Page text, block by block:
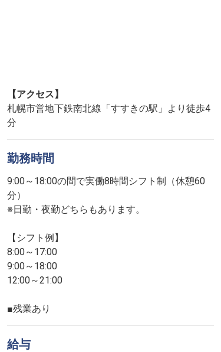
【アクセス】
札幌市営地下鉄南北線「すすきの駅」より徒歩4
分
勤務時間
9:00～18:00の間で実働8時間シフト制（休憩60
分）
※日勤・夜勤どちらもあります。
【シフト例】
8:00～17:00
9:00～18:00
12:00～21:00
■残業あり
給与